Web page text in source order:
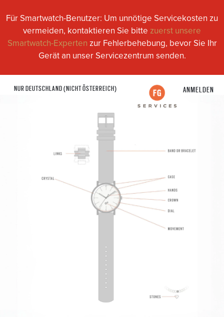
Für Smartwatch-Benutzer: Um unnötige Servicekosten zu
vermeiden, kontaktieren Sie bitte zuerst unsere
Smartwatch-Experten zur Fehlerbehebung, bevor Sie Ihr
Gerät an unser Servicezentrum senden.
NUR DEUTSCHLAND (NICHT ÖSTERREICH) ANMELDEN